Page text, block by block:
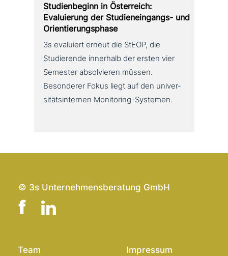
Studienbeginn in Österreich:
Evaluierung der Studieneingangs- und
Orientierungsphase
3s evaluiert erneut die StEOP, die
Studierende innerhalb der ersten vier
Semester absol­vie­ren müssen.
Besonderer Fokus liegt auf den uni­ver­
si­täts­in­ter­nen Monitoring-Systemen.
© 3s Unternehmensberatung GmbH
Team
Impressum